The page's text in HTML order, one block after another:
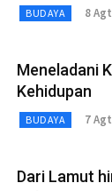
BUDAYA 8
Meneladani
Kehidupan
BUDAYA 7
Dari Lamut